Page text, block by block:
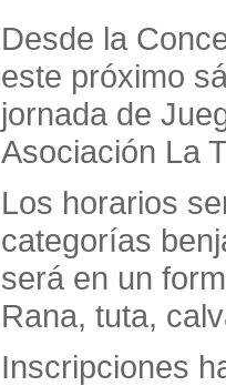
Desde la
este próximo
jornada de
Asociación La
Los horarios
categorías
será en un
Rana, tuta,
Inscripciones